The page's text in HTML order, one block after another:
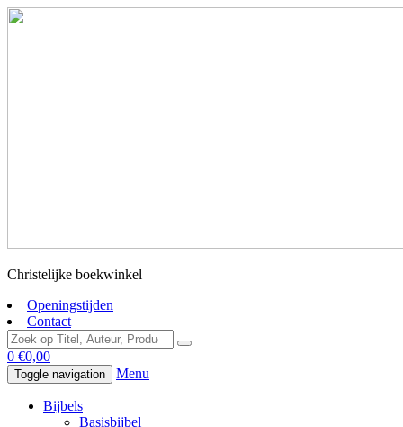
Christelijke boekwinkel
Openingstijden
Contact
0 €0,00
Toggle navigation Menu
Bijbels
Basisbijbel